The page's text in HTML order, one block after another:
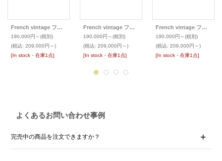
French vintage フレンチヴィンテージ VITO PARIS collection speciale メガネ GOAL
190,000円～(税別)
(税込: 209,000円～)
[In stock・在庫1点]
French vintage フレンチヴィンテージ VITO PARIS collection speciale メガネ GOAL
190,000円～(税別)
(税込: 209,000円～)
[In stock・在庫1点]
French vintage フレンチヴィンテージ VITO PARIS collection speciale メガネ GOAL
190,000円～(税別)
(税込: 209,000円～)
[In stock・在庫1点]
よくあるお問い合わせ事例
完売中の商品を注文できますか？